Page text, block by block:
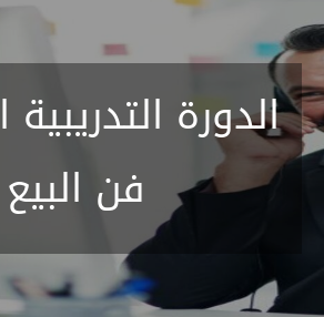
الدورة
فن البيع